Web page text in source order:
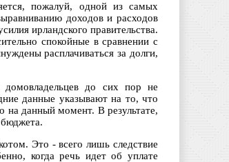
пожалуй, одной из самых
доходов и расходов
ирландского правительства.
спокойные в сравнении с
расплачиваться за долги,
домовладельцев до сих пор не
данные указывают на то, что
на данный момент. В результате,
Это - всего лишь следствие
когда речь идет об уплате